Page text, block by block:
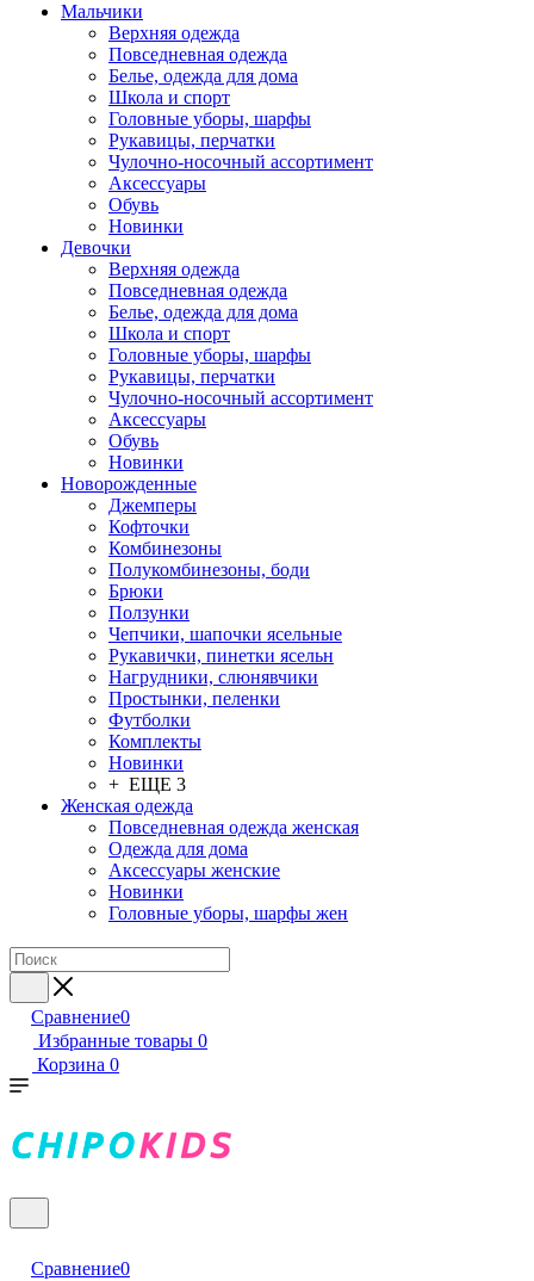
Мальчики
Верхняя одежда
Повседневная одежда
Белье, одежда для дома
Школа и спорт
Головные уборы, шарфы
Рукавицы, перчатки
Чулочно-носочный ассортимент
Аксессуары
Обувь
Новинки
Девочки
Верхняя одежда
Повседневная одежда
Белье, одежда для дома
Школа и спорт
Головные уборы, шарфы
Рукавицы, перчатки
Чулочно-носочный ассортимент
Аксессуары
Обувь
Новинки
Новорожденные
Джемперы
Кофточки
Комбинезоны
Полукомбинезоны, боди
Брюки
Ползунки
Чепчики, шапочки ясельные
Рукавички, пинетки ясельн
Нагрудники, слюнявчики
Простынки, пеленки
Футболки
Комплекты
Новинки
+ ЕЩЕ 3
Женская одежда
Повседневная одежда женская
Одежда для дома
Аксессуары женские
Новинки
Головные уборы, шарфы жен
Сравнение0
Избранные товары 0
Корзина 0
Сравнение0